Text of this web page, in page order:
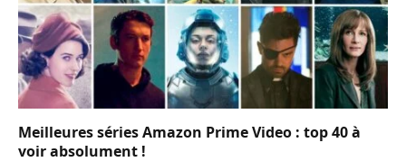
Meilleures séries Amazon Prime Video : top 40 à
voir absolument !